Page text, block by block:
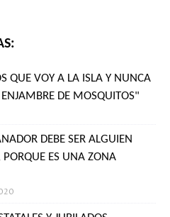
QUE VOY A LA ISLA Y NUNCA
DE MOSQUITOS"
DEBE SER ALGUIEN
PORQUE ES UNA ZONA